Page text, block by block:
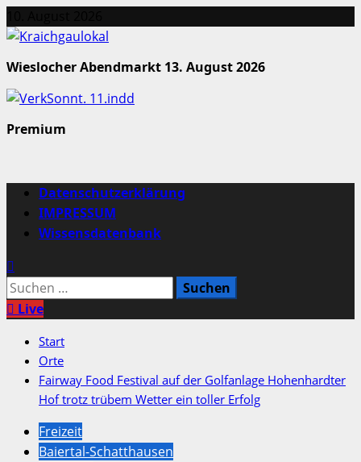
Inhalt
Wieslocher Abendmarkt 13. August 2026
Premium
Primäres
Menü
Datenschutzerklärung
IMPRESSUM
Wissensdatenbank
Suchen
nach:
Live
Start
Orte
Fairway Food Festival auf der Golfanlage Hohenhardter
Hof trotz trübem Wetter ein toller Erfolg
Freizeit
Baiertal-Schatthausen